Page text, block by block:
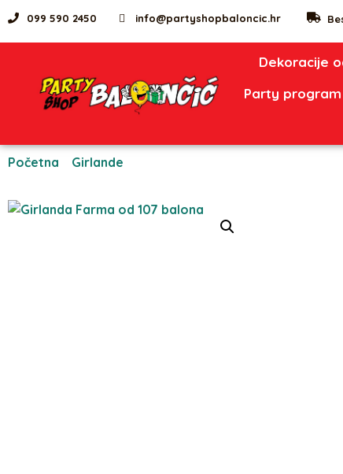
099 590 2450 info@partyshopbaloncic.hr
Dekoracije
Party program
Početna Girlande